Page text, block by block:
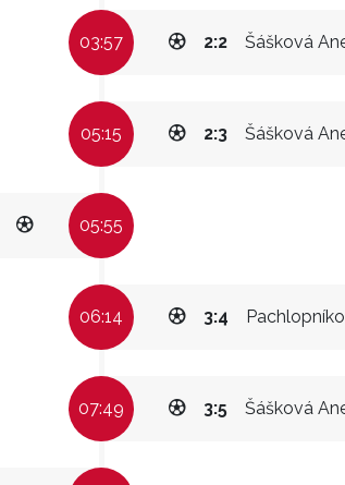
03:57 Šášková
2:2
05:15 Šášková
2:3
05:55
06:14 3:4
07:49 Šášková
3:5